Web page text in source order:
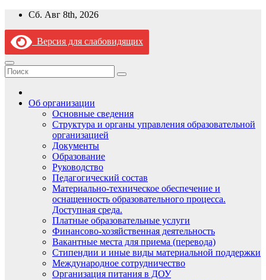
Перейти
содержимому
Сб. Авг 8th, 2026
Версия для слабовидящих
Об организации
Основные сведения
Структура и органы управления образовательной
организацией
Документы
Образование
Руководство
Педагогический состав
Материально-техническое обеспечение и
оснащенность образовательного процесса.
Доступная среда.
Платные образовательные услуги
Финансово-хозяйственная деятельность
Вакантные места для приема (перевода)
Стипендии и иные виды материальной поддержки
Международное сотрудничество
Организация питания в ДОУ